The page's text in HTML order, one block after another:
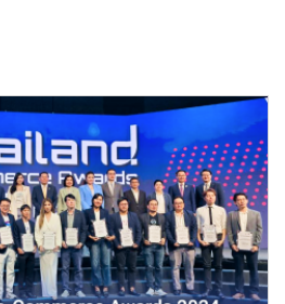
East Asia ตั้งแต่เดือนกุมภาพันธ์
MakeWebEasy Indonesia ของเรา